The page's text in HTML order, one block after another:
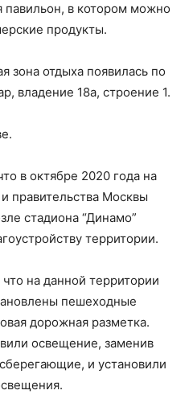
в котором можно
продукты.
зона отдыха появилась по
владение 18а, строение 1.
в октябре 2020 года на
правительства Москвы
стадиона “Динамо”
территории.
на данной территории
пешеходные
дорожная разметка.
освещение, заменив
и установили